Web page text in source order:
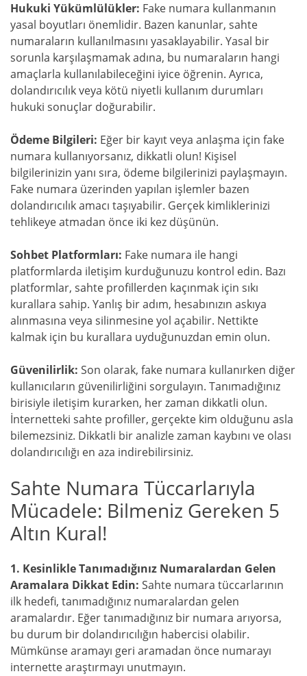
Hukuki Yükümlülükler: Fake numara kullanmanın
yasal boyutları önemlidir. Bazen kanunlar, sahte
numaraların kullanılmasını yasaklayabilir. Yasal bir
sorunla karşılaşmamak adına, bu numaraların hangi
amaçlarla kullanılabileceğini iyice öğrenin. Ayrıca,
dolandırıcılık veya kötü niyetli kullanım durumları
hukuki sonuçlar doğurabilir.
Ödeme Bilgileri: Eğer bir kayıt veya anlaşma için fake
numara kullanıyorsanız, dikkatli olun! Kişisel
bilgilerinizin yanı sıra, ödeme bilgilerinizi paylaşmayın.
Fake numara üzerinden yapılan işlemler bazen
dolandırıcılık amacı taşıyabilir. Gerçek kimliklerinizi
tehlikeye atmadan önce iki kez düşünün.
Sohbet Platformları: Fake numara ile hangi
platformlarda iletişim kurduğunuzu kontrol edin. Bazı
platformlar, sahte profillerden kaçınmak için sıkı
kurallara sahip. Yanlış bir adım, hesabınızın askıya
alınmasına veya silinmesine yol açabilir. Nettikte
kalmak için bu kurallara uyduğunuzdan emin olun.
Güvenilirlik: Son olarak, fake numara kullanırken diğer
kullanıcıların güvenilirliğini sorgulayın. Tanımadığınız
birisiyle iletişim kurarken, her zaman dikkatli olun.
İnternetteki sahte profiller, gerçekte kim olduğunu asla
bilemezsiniz. Dikkatli bir analizle zaman kaybını ve olası
dolandırıcılığı en aza indirebilirsiniz.
Sahte Numara Tüccarlarıyla
Mücadele: Bilmeniz Gereken 5
Altın Kural!
1. Kesinlikle Tanımadığınız Numaralardan Gelen
Aramalara Dikkat Edin: Sahte numara tüccarlarının
ilk hedefi, tanımadığınız numaralardan gelen
aramalardır. Eğer tanımadığınız bir numara arıyorsa,
bu durum bir dolandırıcılığın habercisi olabilir.
Mümkünse aramayı geri aramadan önce numarayı
internette araştırmayı unutmayın.